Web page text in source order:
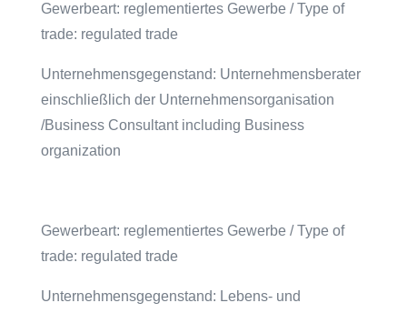
Gewerbeart: reglementiertes Gewerbe / Type of
trade: regulated trade
Unternehmensgegenstand: Unternehmensberater
einschließlich der Unternehmensorganisation
/Business Consultant including Business
organization
Gewerbeart: reglementiertes Gewerbe / Type of
trade: regulated trade
Unternehmensgegenstand: Lebens- und